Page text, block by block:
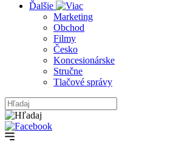
Ďalšie
Marketing
Obchod
Filmy
Česko
Koncesionárske
Stručne
Tlačové správy